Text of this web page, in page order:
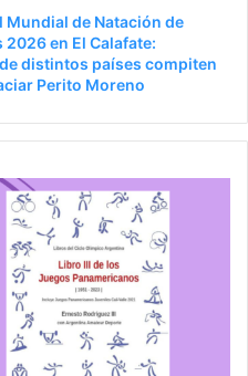
Mundial de Natación de
2026 en El Calafate:
distintos países compiten
Perito Moreno